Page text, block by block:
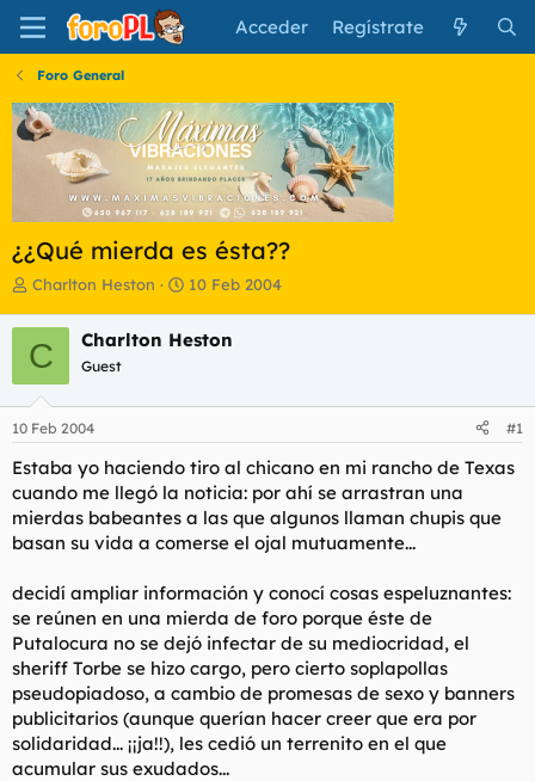
Acceder Regístrate
Foro General
¿¿Qué mierda es ésta??
I
i
c
i
a
d
o
d
e
l
t
a
Charlton Heston
F
h
e
c
i
o
10 Feb 2004
C Charlton Heston
Guest
10 Feb 2004 #1
Estaba yo haciendo tiro al chicano en mi rancho de Texas
cuando me llegó la noticia: por ahí se arrastran una
mierdas babeantes a las que algunos llaman chupis que
basan su vida a comerse el ojal mutuamente...
decidí ampliar información y conocí cosas espeluznantes:
se reúnen en una mierda de foro porque éste de
Putalocura no se dejó infectar de su mediocridad, el
sheriff Torbe se hizo cargo, pero cierto soplapollas
pseudopiadoso, a cambio de promesas de sexo y banners
publicitarios (aunque querían hacer creer que era por
solidaridad... ¡¡ja!!), les cedió un terrenito en el que
acumular sus exudados...